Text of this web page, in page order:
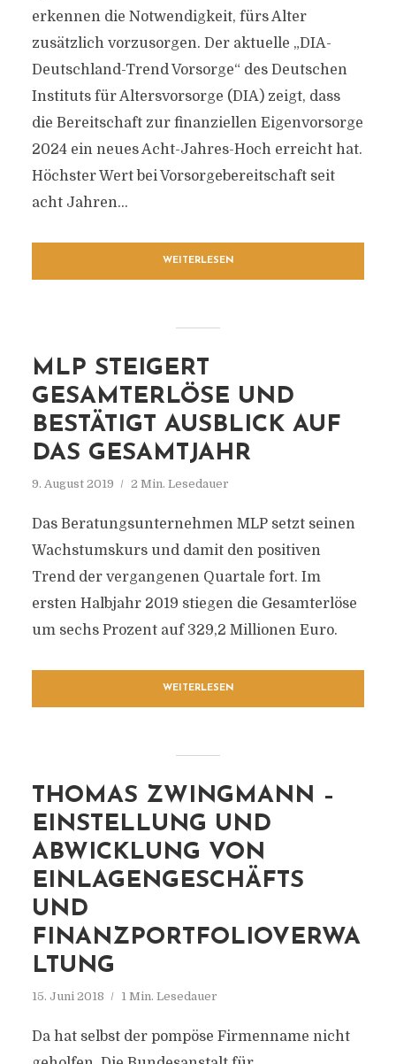
erkennen die Notwendigkeit, fürs Alter
zusätzlich vorzusorgen. Der aktuelle „DIA-
Deutschland-Trend Vorsorge“ des Deutschen
Instituts für Altersvorsorge (DIA) zeigt, dass
die Bereitschaft zur finanziellen Eigenvorsorge
2024 ein neues Acht-Jahres-Hoch erreicht hat.
Höchster Wert bei Vorsorgebereitschaft seit
acht Jahren...
WEITERLESEN
MLP STEIGERT
GESAMTERLÖSE UND
BESTÄTIGT AUSBLICK AUF
DAS GESAMTJAHR
9. August 2019 2 Min. Lesedauer
Das Beratungsunternehmen MLP setzt seinen
Wachstumskurs und damit den positiven
Trend der vergangenen Quartale fort. Im
ersten Halbjahr 2019 stiegen die Gesamterlöse
um sechs Prozent auf 329,2 Millionen Euro.
WEITERLESEN
THOMAS ZWINGMANN –
EINSTELLUNG UND
ABWICKLUNG VON
EINLAGENGESCHÄFTS
UND
FINANZPORTFOLIOVERWA
LTUNG
15. Juni 2018 1 Min. Lesedauer
Da hat selbst der pompöse Firmenname nicht